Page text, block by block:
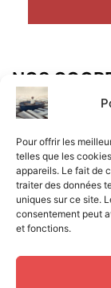
Pour offrir les
telles que les
appareils. Le fait de
traiter des données
uniques sur ce site.
consentement peut
et fonctions.
NOS
Adresse postal :
ALCF
34 Rue René
33950 LEGE
Mail :